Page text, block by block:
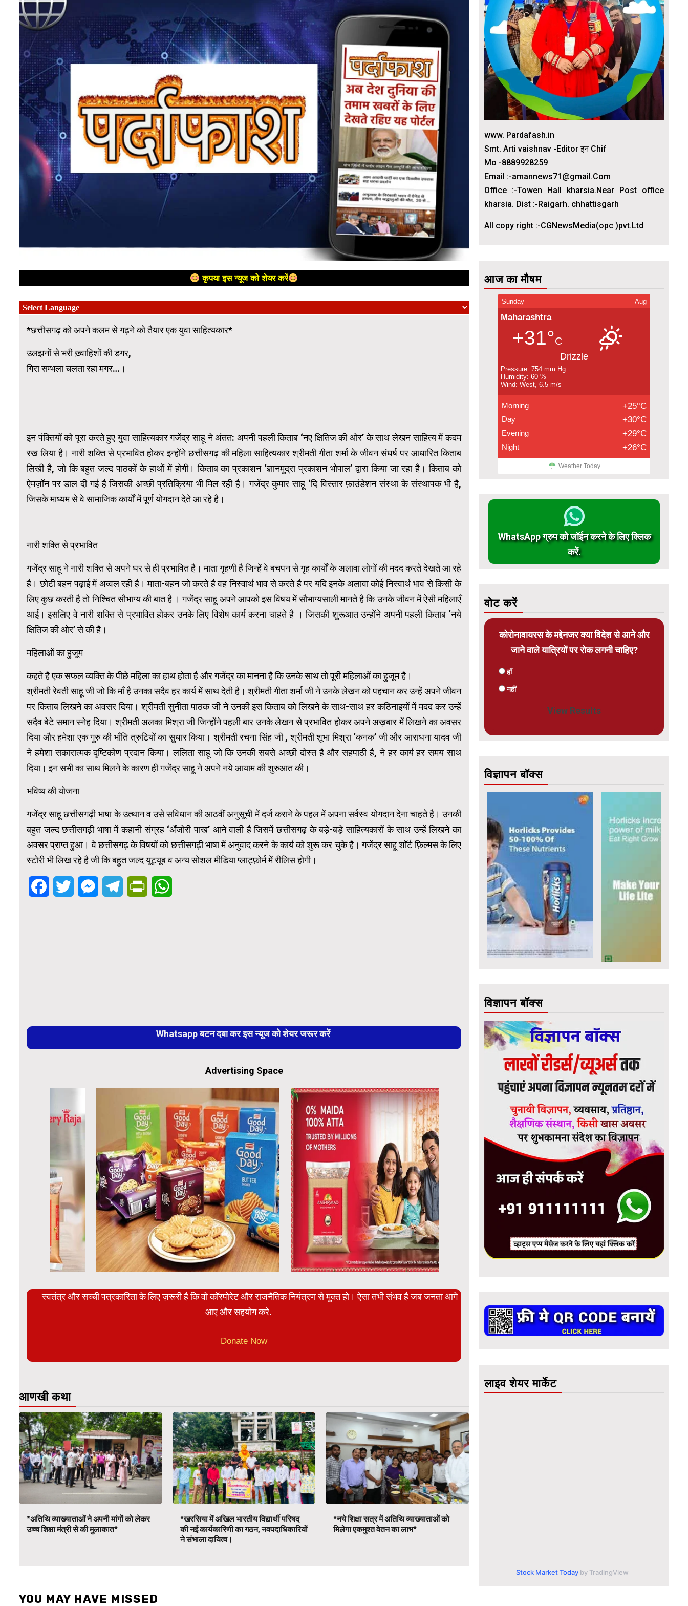
कृपया इस न्यूज को शेयर करें
*छत्तीसगढ़ को अपने कलम से गढ़ने को तैयार एक युवा साहित्यकार*
उलझनों से भरी ख़्वाहिशों की डगर,
गिरा सम्भला चलता रहा मगर…।
इन पंक्तियों को पूरा करते हुए युवा साहित्यकार गजेंद्र साहू ने अंतत: अपनी पहली किताब ‘नए क्षितिज की ओर’ के साथ लेखन साहित्य में कदम
रख लिया है। नारी शक्ति से प्रभावित होकर इन्होंने छत्तीसगढ़ की महिला साहित्यकार श्रीमती गीता शर्मा के जीवन संघर्ष पर आधारित किताब
लिखी है, जो कि बहुत जल्द पाठकों के हाथों में होगी। किताब का प्रकाशन ‘ज्ञानमुद्रा प्रकाशन भोपाल’ द्वारा किया जा रहा है। किताब को
ऐमज़ॉन पर डाल दी गई है जिसकी अच्छी प्रतिक्रिया भी मिल रही है। गजेंद्र कुमार साहू ‘दि विस्तार फ़ाउंडेशन संस्था के संस्थापक भी है,
जिसके माध्यम से वे सामाजिक कार्यों में पूर्ण योगदान देते आ रहे है।
नारी शक्ति से प्रभावित
गजेंद्र साहू ने नारी शक्ति से अपने घर से ही प्रभावित है। माता गृहणी है जिन्हें वे बचपन से गृह कार्यों के अलावा लोगों की मदद करते देखते आ रहे
है। छोटी बहन पढ़ाई में अव्वल रही है। माता-बहन जो करते है वह निस्वार्थ भाव से करते है पर यदि इनके अलावा कोई निस्वार्थ भाव से किसी के
लिए कुछ करती है तो निश्चित सौभाग्य की बात है । गजेंद्र साहू अपने आपको इस विषय में सौभाग्यसाली मानते है कि उनके जीवन में ऐसी महिलाएँ
आई। इसलिए वे नारी शक्ति से प्रभावित होकर उनके लिए विशेष कार्य करना चाहते है । जिसकी शुरूआत उन्होंने अपनी पहली किताब ‘नये
क्षितिज की ओर’ से की है।
महिलाओं का हुजूम
कहते है एक सफल व्यक्ति के पीछे महिला का हाथ होता है और गजेंद्र का मानना है कि उनके साथ तो पूरी महिलाओं का हुजूम है।
श्रीमती रेवती साहू जी जो कि माँ है उनका सदैव हर कार्य में साथ देती है। श्रीमती गीता शर्मा जी ने उनके लेखन को पहचान कर उन्हें अपने जीवन
पर किताब लिखने का अवसर दिया। श्रीमती सुनीता पाठक जी ने उनकी इस किताब को लिखने के साथ-साथ हर कठिनाइयों में मदद कर उन्हें
सदैव बेटे समान स्नेह दिया। श्रीमती अलका मिश्रा जी जिन्होंने पहली बार उनके लेखन से प्रभावित होकर अपने अख़बार में लिखने का अवसर
दिया और हमेशा एक गुरु की भाँति त्रुटियों का सुधार किया। श्रीमती रचना सिंह जी , श्रीमती शूभा मिश्रा ‘कनक’ जी और आराधना यादव जी
ने हमेशा सकारात्मक दृष्टिकोण प्रदान किया। ललिता साहू जो कि उनकी सबसे अच्छी दोस्त है और सहपाठी है, ने हर कार्य हर समय साथ
दिया। इन सभी का साथ मिलने के कारण ही गजेंद्र साहू ने अपने नये आयाम की शुरुआत की।
भविष्य की योजना
गजेंद्र साहू छत्तीसगढ़ी भाषा के उत्थान व उसे सविधान की आठवीं अनुसूची में दर्ज कराने के पहल में अपना सर्वस्व योगदान देना चाहते है। उनकी
बहुत जल्द छत्तीसगढ़ी भाषा में कहानी संग्रह ‘अँजोरी पाख’ आने वाली है जिसमें छत्तीसगढ़ के बड़े-बड़े साहित्यकारों के साथ उन्हें लिखने का
अवसर प्राप्त हुआ। वे छत्तीसगढ़ के विषयों को छत्तीसगढ़ी भाषा में अनुवाद करने के कार्य को शुरू कर चुके है। गजेंद्र साहू शॉर्ट फ़िल्मस के लिए
स्टोरी भी लिख रहे है जी कि बहुत जल्द यूट्यूब व अन्य सोशल मीडिया प्लाट्फ़ोर्म में रीलिस होगी।
FacebookTwitter MessengerTelegramPrintFriendly
Whatsapp बटन दबा कर इस न्यूज को शेयर जरूर करें
Advertising Space
स्वतंत्र और सच्ची पत्रकारिता के लिए ज़रूरी है कि वो कॉरपोरेट और राजनैतिक नियंत्रण से मुक्त हो। ऐसा तभी संभव है जब जनता आगे
आए और सहयोग करे.
Donate Now
आणखी कथा
*अतिथि व्याख्याताओं ने अपनी मांगों को लेकर
उच्च शिक्षा मंत्री से की मुलाकात*
*खरसिया में अखिल भारतीय विद्यार्थी परिषद
की नई कार्यकारिणी का गठन, नवपदाधिकारियों
ने संभाला दायित्व।
*नये शिक्षा सत्र में अतिथि व्याख्याताओं को
मिलेगा एकमुश्त वेतन का लाभ*
www. Pardafash.in
Smt. Arti vaishnav -Editor इन Chif
Mo -8889928259
Email :-amannews71@gmail.Com
Office :-Towen Hall kharsia.Near Post office
kharsia. Dist :-Raigarh. chhattisgarh
All copy right :-CGNewsMedia(opc )pvt.Ltd
आज का मौषम
Sunday Aug
Maharashtra
+31°C
Drizzle
Pressure: 754 mm Hg
Humidity: 60 %
Wind: West, 6.5 m/s
Morning +25°C
Day +30°C
Evening +29°C
Night +26°C
Weather Today
WhatsApp ग्रुप को जॉईन करने के लिए क्लिक
करें.
वोट करें
कोरोनावायरस के मद्देनजर क्या विदेश से आने और
जाने वाले यात्रियों पर रोक लगनी चाहिए?
हाँ
नहीं
View Results
विज्ञापन बॉक्स
विज्ञापन बॉक्स
लाइव शेयर मार्केट
Stock Market Today by TradingView
YOU MAY HAVE MISSED